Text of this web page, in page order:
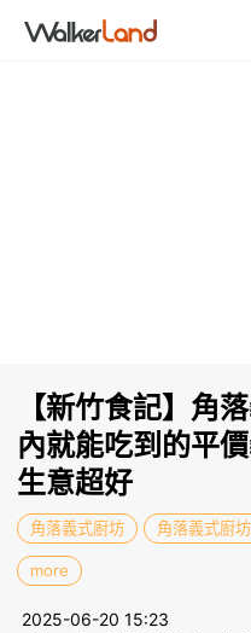
【新竹食記】角
內就能吃到的平
生意超好
角落義式廚坊 角落義式廚
more
2025-06-20 15:23